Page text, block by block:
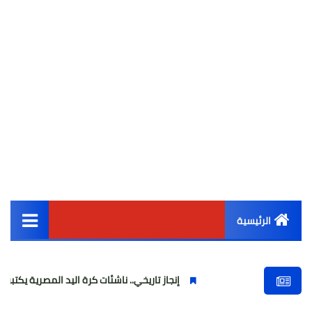
الرئيسية
أخبار مصر
إنجاز تاريخي.. ناشئات كرة اليد المصرية يكتبن التاريخ